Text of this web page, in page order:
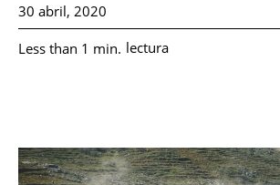
30 abril, 2020
Less than 1 min. lectura